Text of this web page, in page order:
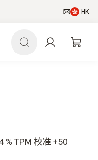
HK
% TPM 校准 +50